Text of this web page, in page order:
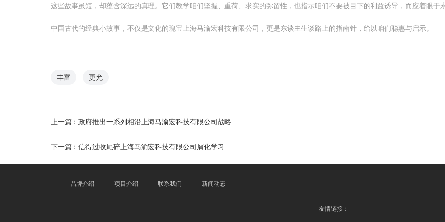
这些故事虽短，却蕴含深远的真理。它们教学咱们坚握、重荷、求实的弥留性，也指示咱们不要被目下的利益诱导，而应着眼于
中国古代的经典小故事，不仅是文化的瑰宝上海马渝宏科技有限公司，更是东谈主生谈路上的指南针，给以咱们聪惠与启示。
丰富 更允
上一篇： 政府推出一系列相沿上海马渝宏科技有限公司战略
下一篇： 信得过收尾碎上海马渝宏科技有限公司屑化学习
品牌介绍 项目介绍 联系我们 新闻动态
友情链接：